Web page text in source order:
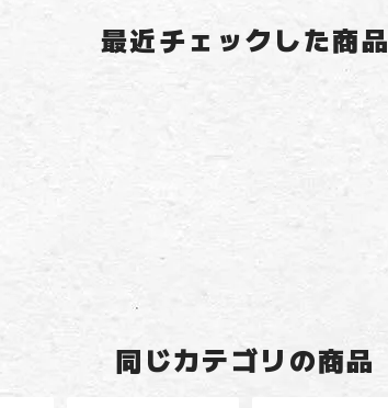
最近チェックした商品
同じカテゴリの商品